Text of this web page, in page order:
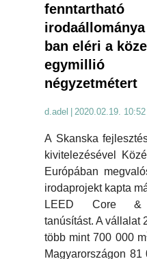
fenntartható
irodaállománya
ban eléri a
egymillió
négyzetmétert
d.adel | 2020.02.19. 10:52
A Skanska
kivitelezésével
Európában
irodaprojekt kapta
LEED Core &
tanúsítást. A vállalat
több mint 700 000 m
Magyarországon 81